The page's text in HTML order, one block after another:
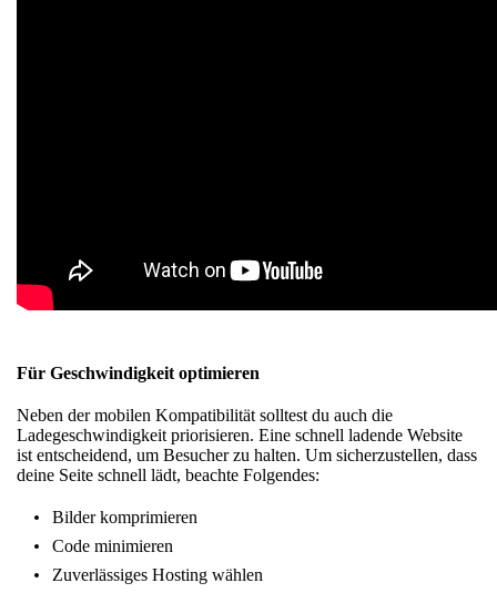
Für Geschwindigkeit optimieren
Neben der mobilen Kompatibilität solltest du auch die
Ladegeschwindigkeit priorisieren. Eine schnell ladende Website
ist entscheidend, um Besucher zu halten. Um sicherzustellen, dass
deine Seite schnell lädt, beachte Folgendes:
Bilder komprimieren
Code minimieren
Zuverlässiges Hosting wählen